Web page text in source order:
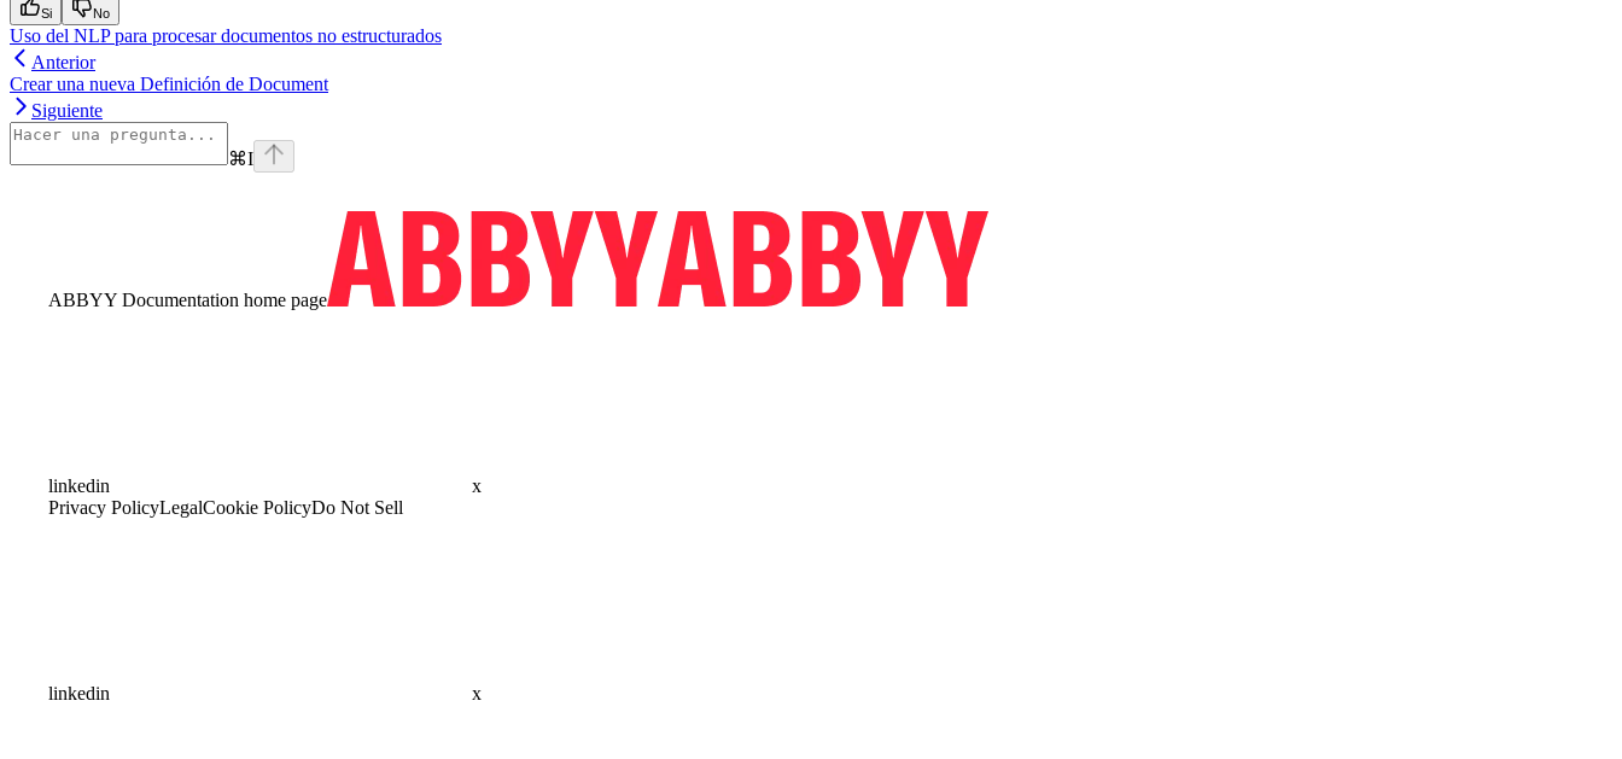
Si No
Uso del NLP para procesar documentos no estructurados
Anterior
Crear una nueva Definición de Document
Siguiente
⌘I
ABBYY Documentation home page
linkedin
x
Privacy PolicyLegalCookie PolicyDo Not Sell
linkedin x